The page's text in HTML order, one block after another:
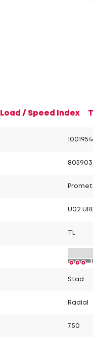
Load / Speed Index
U02
Stad
Radial
7.50